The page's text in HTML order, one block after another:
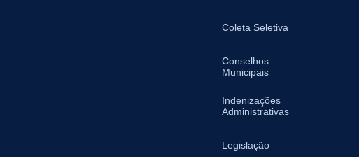
Coleta Seletiva
Conselhos
Municipais
Indenizações
Administrativas
Legislação